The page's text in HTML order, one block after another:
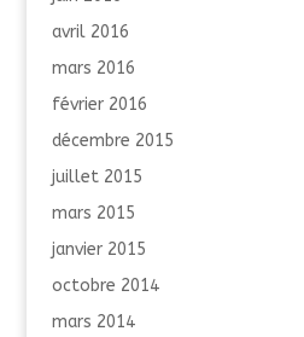
avril 2016
mars 2016
février 2016
décembre 2015
juillet 2015
mars 2015
janvier 2015
octobre 2014
mars 2014